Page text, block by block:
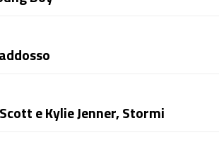
e Kylie Jenner, Stormi